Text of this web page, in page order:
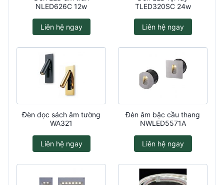
NLED626C 12w
Liên hệ ngay
TLED320SC 24w
Liên hệ ngay
Đèn đọc sách âm tường
WA321
Liên hệ ngay
Đèn âm bậc cầu thang
NWLED5571A
Liên hệ ngay